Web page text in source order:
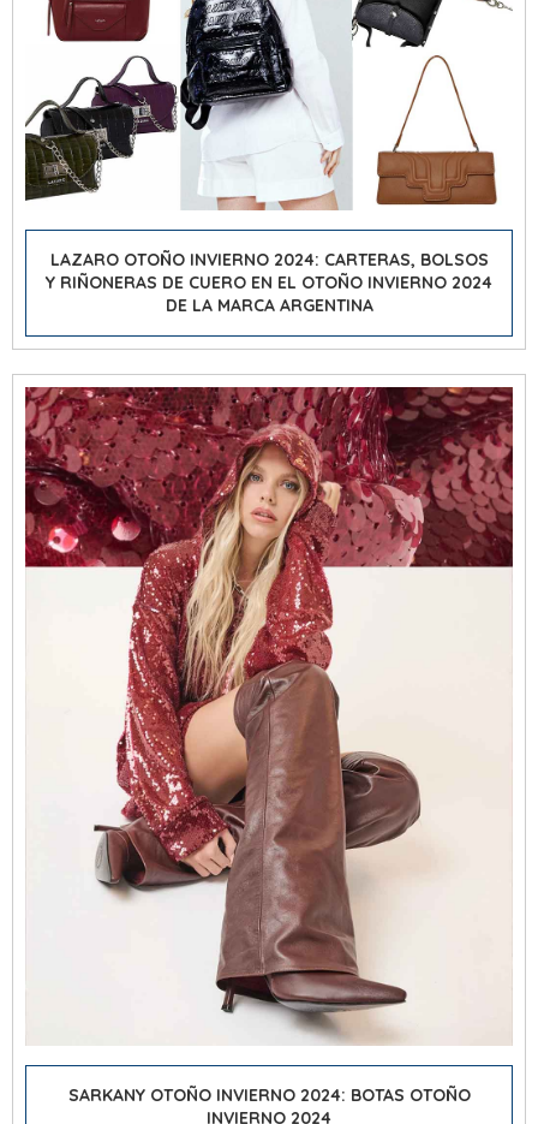
LAZARO OTOÑO INVIERNO 2024: CARTERAS, BOLSOS
Y RIÑONERAS DE CUERO EN EL OTOÑO INVIERNO 2024
DE LA MARCA ARGENTINA
SARKANY OTOÑO INVIERNO 2024: BOTAS OTOÑO
INVIERNO 2024